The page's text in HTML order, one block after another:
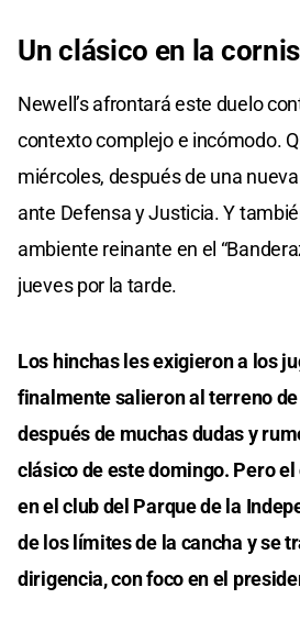
Un clásico en la
Newell’s afrontará este duelo
contexto complejo e incómodo.
miércoles, después de una
ante Defensa y Justicia. Y
ambiente reinante en el
jueves por la tarde.
Los hinchas les exigieron a los
finalmente salieron al terreno de
después de muchas dudas y
clásico de este domingo. Pero
en el club del Parque de la
de los límites de la cancha y se
dirigencia, con foco en el